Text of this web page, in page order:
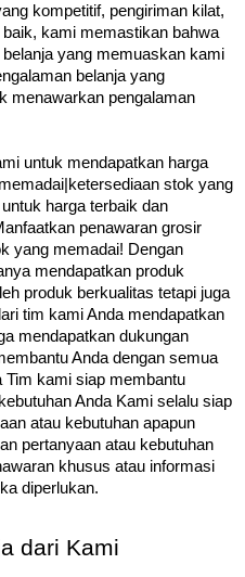
kompetitif, pengiriman kilat,
kami memastikan bahwa
yang memuaskan kami
belanja yang
menawarkan pengalaman
untuk mendapatkan harga
stok yang
harga terbaik dan
penawaran grosir
yang memadai! Dengan
mendapatkan produk
produk berkualitas tetapi juga
tim kami Anda mendapatkan
mendapatkan dukungan
Anda dengan semua
Tim kami siap membantu
Anda Kami selalu siap
atau kebutuhan apapun
pertanyaan atau kebutuhan
khusus atau informasi
diperlukan.
dari Kami